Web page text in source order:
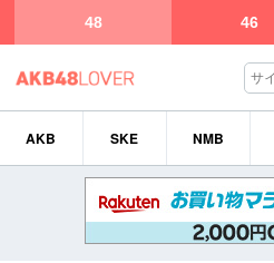
48 46
AKB SKE NMB